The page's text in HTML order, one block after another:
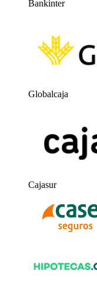
Bankinter
Globalcaja
Cajasur